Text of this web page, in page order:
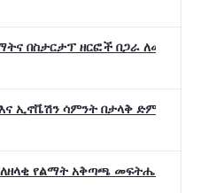
በስታርታፕ ዘርፎች በጋራ ለመስራት መከሩ፡፡
እና ኢኖቬሽን ሳምንት በታላቅ ድምቀት
የልማት አቅጣጫ መፍትሔ ጠቋሚ